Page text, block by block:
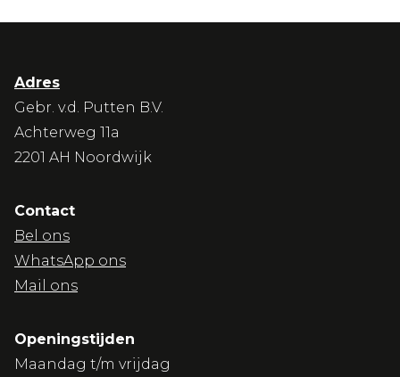
Adres
Gebr. v.d. Putten B.V.
Achterweg 11a
2201 AH Noordwijk
Contact
Bel ons
WhatsApp ons
Mail ons
Openingstijden
Maandag t/m vrijdag